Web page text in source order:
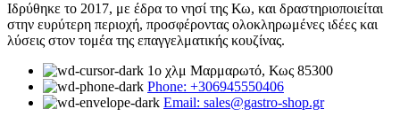
Ιδρύθηκε το 2017, με έδρα το νησί της Κω, και δραστηριοποιείται
στην ευρύτερη περιοχή, προσφέροντας ολοκληρωμένες ιδέες και
λύσεις στον τομέα της επαγγελματικής κουζίνας.
1ο χλμ Μαρμαρωτό, Κως 85300
Phone: +306945550406
Email: sales@gastro-shop.gr